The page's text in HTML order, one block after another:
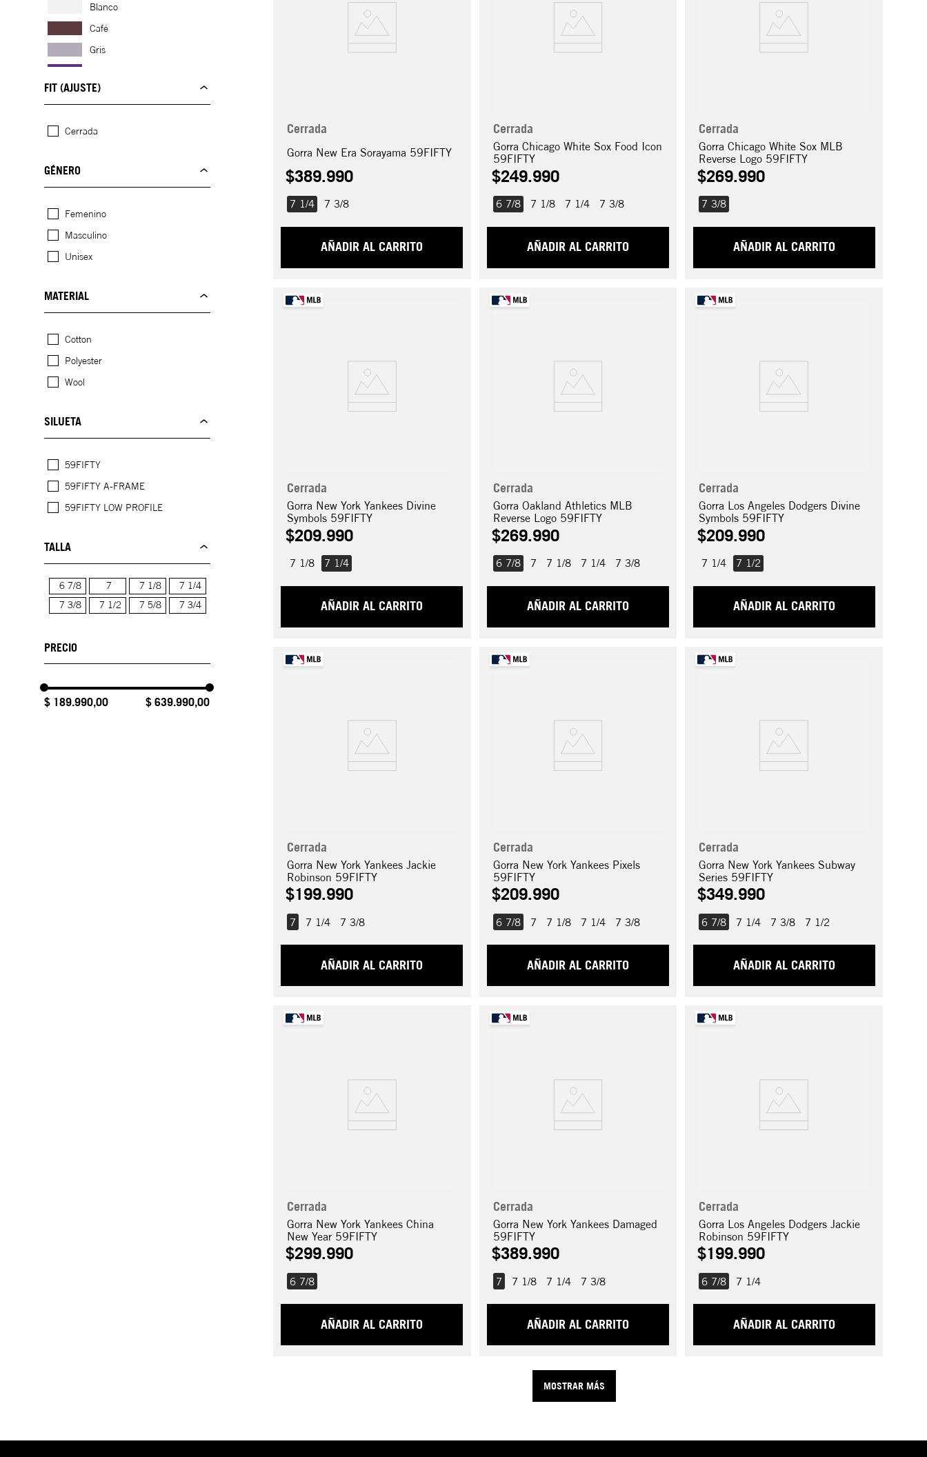
Blanco
Café
Gris
Multicolor
Rojo
FIT (AJUSTE)
Cerrada
GÉNERO
Femenino
Masculino
Unisex
MATERIAL
Cotton
Polyester
Wool
SILUETA
59FIFTY
59FIFTY A-FRAME
59FIFTY LOW PROFILE
TALLA
6 7/8
7
7 1/2
7 1/4
7 1/8
7 3/4
7 3/8 7 5/8
$ 189.990,00 $ 639.990,00
Cerrada
Gorra New Era Sorayama 59FIFTY
$389.990
7 1/4 7 3/8
AÑADIR AL CARRITO
Cerrada
Gorra Chicago White Sox Food Icon
59FIFTY
$249.990
6 7/8 7 1/4
7 1/8 7 3/8
AÑADIR AL CARRITO
Cerrada
Gorra Chicago White Sox MLB
Reverse Logo 59FIFTY
$269.990
7 3/8
AÑADIR AL CARRITO
Cerrada
Gorra New York Yankees Divine
Symbols 59FIFTY
$209.990
7 1/4
7 1/8
AÑADIR AL CARRITO
Cerrada
Gorra Oakland Athletics MLB
Reverse Logo 59FIFTY
$269.990
6 7/8 7 7 1/4
7 1/8 7 3/8
AÑADIR AL CARRITO
Cerrada
Gorra Los Angeles Dodgers Divine
Symbols 59FIFTY
$209.990
7 1/2
7 1/4
AÑADIR AL CARRITO
Cerrada
Gorra New York Yankees Jackie
Robinson 59FIFTY
$199.990
7 7 1/4 7 3/8
AÑADIR AL CARRITO
Cerrada
Gorra New York Yankees Pixels
59FIFTY
$209.990
6 7/8 7 7 1/4
7 1/8 7 3/8
AÑADIR AL CARRITO
Cerrada
Gorra New York Yankees Subway
Series 59FIFTY
$349.990
6 7/8 7 1/2
7 1/4 7 3/8
AÑADIR AL CARRITO
Cerrada
Gorra New York Yankees China
New Year 59FIFTY
$299.990
6 7/8
AÑADIR AL CARRITO
Cerrada
Gorra New York Yankees Damaged
59FIFTY
$389.990
7 7 1/4
7 1/8 7 3/8
AÑADIR AL CARRITO
Cerrada
Gorra Los Angeles Dodgers Jackie
Robinson 59FIFTY
$199.990
6 7/8 7 1/4
AÑADIR AL CARRITO
MOSTRAR MÁS